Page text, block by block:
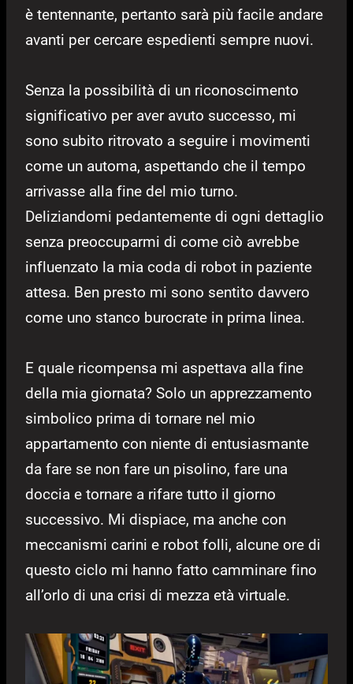
è tentennante, pertanto sarà più facile andare
avanti per cercare espedienti sempre nuovi.
Senza la possibilità di un riconoscimento
significativo per aver avuto successo, mi
sono subito ritrovato a seguire i movimenti
come un automa, aspettando che il tempo
arrivasse alla fine del mio turno.
Deliziandomi pedantemente di ogni dettaglio
senza preoccuparmi di come ciò avrebbe
influenzato la mia coda di robot in paziente
attesa. Ben presto mi sono sentito davvero
come uno stanco burocrate in prima linea.
E quale ricompensa mi aspettava alla fine
della mia giornata? Solo un apprezzamento
simbolico prima di tornare nel mio
appartamento con niente di entusiasmante
da fare se non fare un pisolino, fare una
doccia e tornare a rifare tutto il giorno
successivo. Mi dispiace, ma anche con
meccanismi carini e robot folli, alcune ore di
questo ciclo mi hanno fatto camminare fino
all’orlo di una crisi di mezza età virtuale.